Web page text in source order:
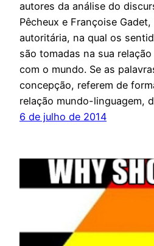
autores da análise do
Pêcheux e Françoise Gadet,
autoritária, na qual os
são tomadas na sua
com o mundo. Se as
concepção, referem de
relação mundo-linguagem,
6 de julho de 2014